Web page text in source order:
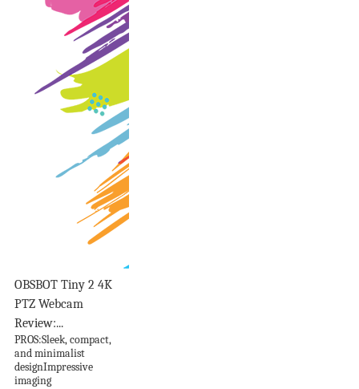
OBSBOT Tiny 2 4K
PTZ Webcam
Review:...
PROS:Sleek, compact,
and minimalist
designImpressive
imaging